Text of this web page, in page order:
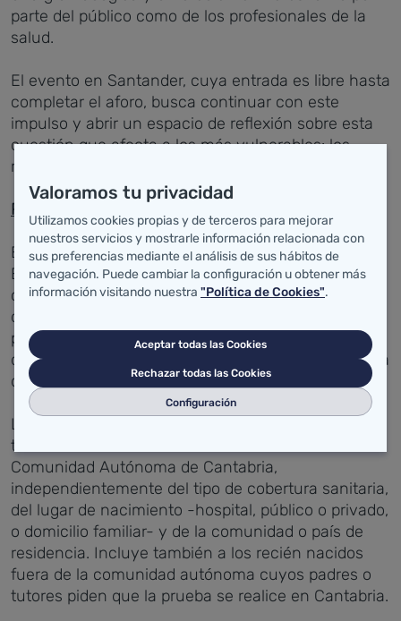
parte del público como de los profesionales de la
salud.
El evento en Santander, cuya entrada es libre hasta
completar el aforo, busca continuar con este
impulso y abrir un espacio de reflexión sobre esta
cuestión que afecta a los más vulnerables: los
recién nacidos.
Prueba del Talón en Cantabria
El Programa de Cribado Neonatal de Enfermedades
Endocrino-Metabólicas de Cantabria, conocido
como 'prueba del talón', tiene como objetivo
detectar en los recién nacidos una serie de
patologías que pueden provocar alteraciones del
desarrollo físico e intelectual y, como consecuencia
de ello, graves discapacidades.
La población objeto de cribado es la constituida por
todos los recién nacidos en el territorio de la
Comunidad Autónoma de Cantabria,
independientemente del tipo de cobertura sanitaria,
del lugar de nacimiento -hospital, público o privado,
o domicilio familiar- y de la comunidad o país de
residencia. Incluye también a los recién nacidos
fuera de la comunidad autónoma cuyos padres o
tutores piden que la prueba se realice en Cantabria.
Valoramos tu privacidad
Utilizamos cookies propias y de terceros para mejorar
nuestros servicios y mostrarle información relacionada con
sus preferencias mediante el análisis de sus hábitos de
navegación. Puede cambiar la configuración u obtener más
información visitando nuestra "Política de Cookies".
Aceptar todas las Cookies
Rechazar todas las Cookies
Configuración